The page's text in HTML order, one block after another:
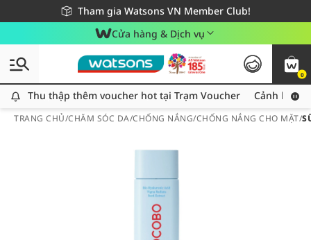
Tham gia Watsons VN Member Club!
Miễn phí giao hàng cho đơn hàng từ 249,000Đ
Giao hàng nhanh 24h - Áp dụng khu vực TP. Hồ Chí Minh
Cửa hàng & Dịch vụ
0
Thu thập thêm voucher hot tại Trạm Voucher
Thu thập thêm voucher hot tại Trạm Voucher Cảnh báo
TRANG CHỦ/CHĂM SÓC DA/CHỐNG NẮNG/CHỐNG NẮNG CHO MẶT/